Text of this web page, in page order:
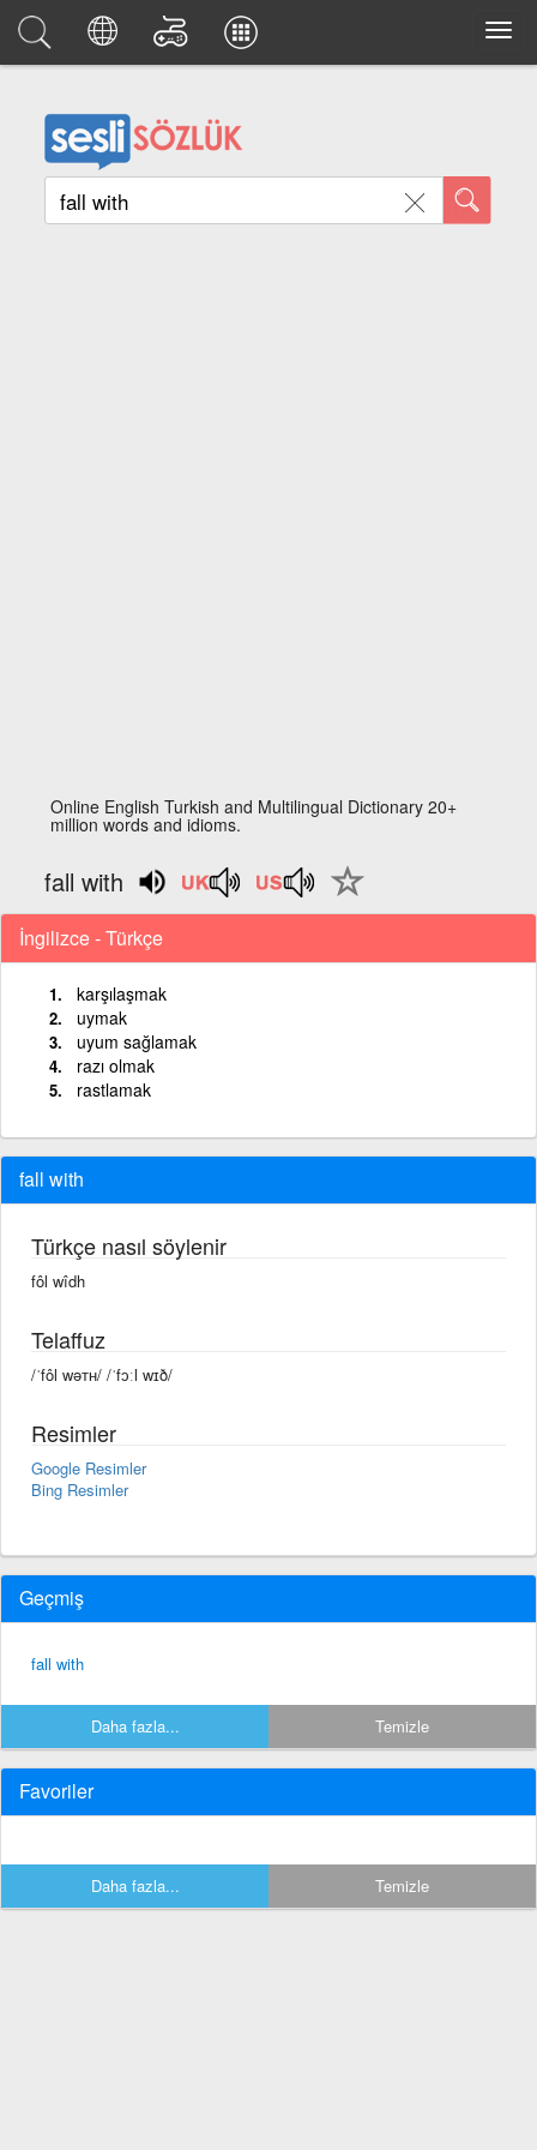
Online English Turkish and Multilingual Dictionary 20+
million words and idioms.
fall with
İngilizce - Türkçe
karşılaşmak
uymak
uyum sağlamak
razı olmak
rastlamak
fall with
Türkçe nasıl söylenir
fôl wîdh
Telaffuz
/ˈfôl wəᴛʜ/ /ˈfɔːl wɪð/
Resimler
Google Resimler
Bing Resimler
Geçmiş
fall with
Daha fazla... Temizle
Favoriler
Daha fazla... Temizle